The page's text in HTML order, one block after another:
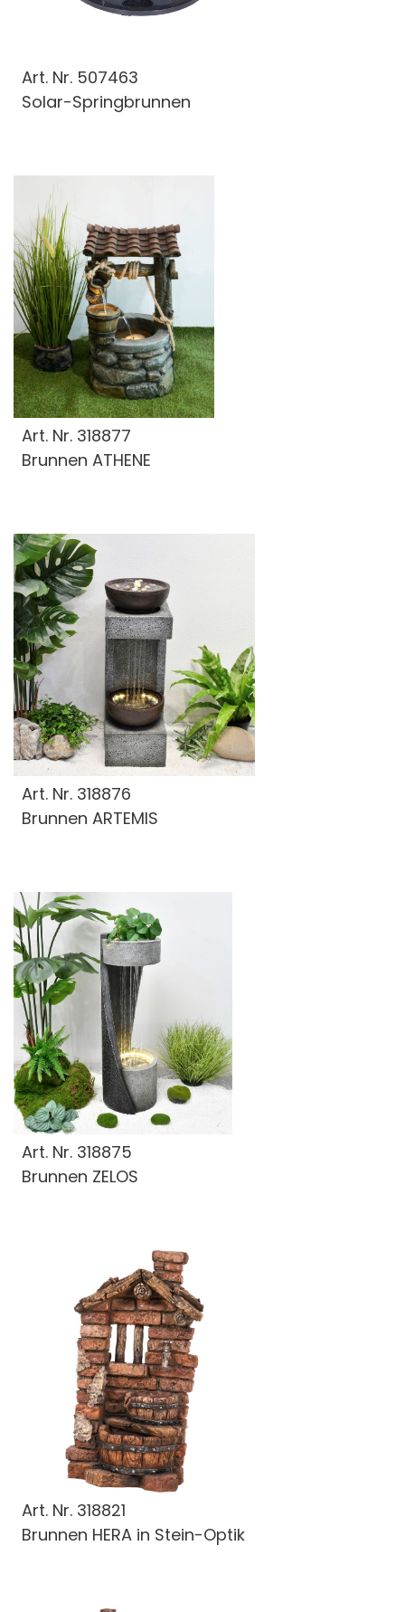
Art. Nr. 507463
Solar-Springbrunnen
Art. Nr. 318877
Brunnen ATHENE
Art. Nr. 318876
Brunnen ARTEMIS
Art. Nr. 318875
Brunnen ZELOS
Art. Nr. 318821
Brunnen HERA in Stein-Optik